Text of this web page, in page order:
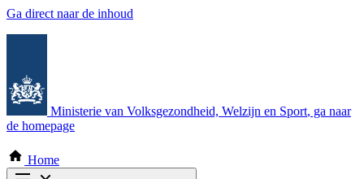
Ga direct naar de inhoud
Ministerie van Volksgezondheid, Welzijn en Sport, ga naar
de homepage
Home